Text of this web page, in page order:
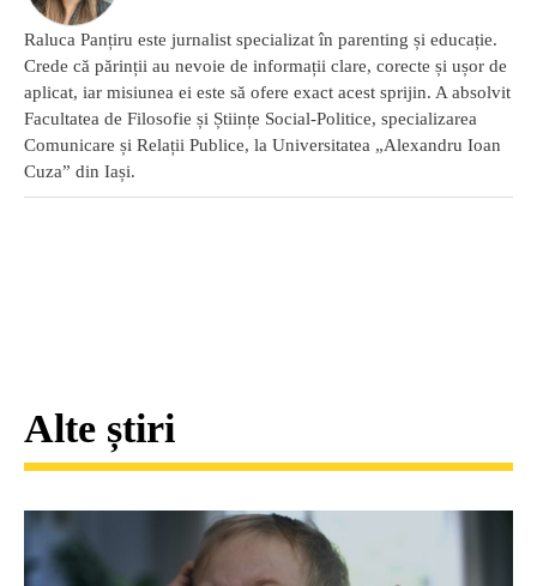
Raluca Panțiru este jurnalist specializat în parenting și educație.
Crede că părinții au nevoie de informații clare, corecte și ușor de
aplicat, iar misiunea ei este să ofere exact acest sprijin. A absolvit
Facultatea de Filosofie și Științe Social-Politice, specializarea
Comunicare și Relații Publice, la Universitatea „Alexandru Ioan
Cuza” din Iași.
Alte știri